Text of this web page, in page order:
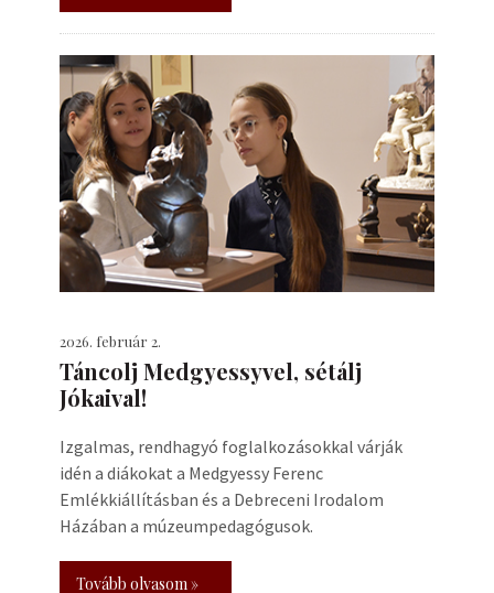
2026. február 2.
Táncolj Medgyessyvel, sétálj
Jókaival!
Izgalmas, rendhagyó foglalkozásokkal várják
idén a diákokat a Medgyessy Ferenc
Emlékkiállításban és a Debreceni Irodalom
Házában a múzeumpedagógusok.
Tovább olvasom »